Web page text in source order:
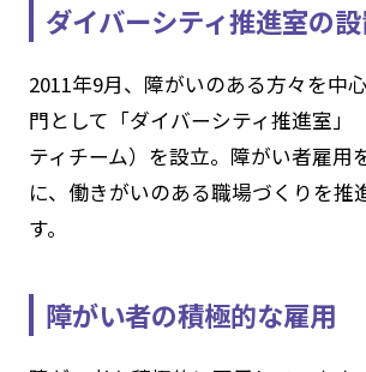
ダイバーシティ推進室の
2011年9月、障がいのある方々を中
門として「ダイバーシティ推進室」
ティチーム）を設立。障がい者雇用
に、働きがいのある職場づくりを推
す。
障がい者の積極的な雇用